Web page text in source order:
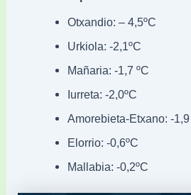
Otxandio: – 4,5ºC
Urkiola: -2,1ºC
Mañaria: -1,7 ºC
Iurreta: -2,0ºC
Amorebieta-Etxano: -1,9
Elorrio: -0,6ºC
Mallabia: -0,2ºC